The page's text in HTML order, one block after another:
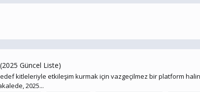
Güncel Liste)
kitleleriyle etkileşim kurmak için vazgeçilmez bir platform
2025...